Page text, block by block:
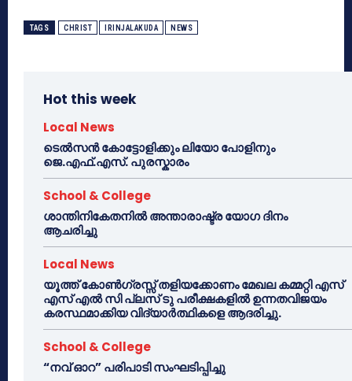
TAGS CHRIST IRINJALAKUDA NEWS
Hot this week
Local News
ടെൽസൻ കോട്ടോളിക്കും ലിയോ പോളിനും
ജെ.എഫ്.എസ്. പുരസ്കാരം
School & College
ശാന്തിനികേതനിൽ അന്താരാഷ്ട്ര യോഗ ദിനം
ആചരിച്ചു
Local News
യൂത്ത് കോൺഗ്രസ്സ് തളിയക്കോണം മേഖല കമ്മറ്റി എസ്
എസ് എൽ സി പ്ലസ് ടു പരീക്ഷകളിൽ ഉന്നതവിജയം
കരസ്ഥമാക്കിയ വിദ്യാർത്ഥികളെ ആദരിച്ചു.
School & College
“നവ് ഓറ” പരിപാടി സംഘടിപ്പിച്ചു